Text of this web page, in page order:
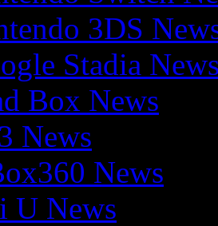
3DS
Stadia
Box News
News
News
U News